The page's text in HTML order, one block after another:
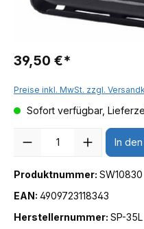
39,50 €*
Preise inkl. MwSt. zzgl.
Sofort verfügbar,
In
Produktnummer: SW10830
EAN: 4909723118343
Herstellernummer: SP-35L